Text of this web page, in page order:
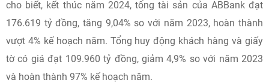
cho biết, kết thúc năm 2024, tổng tài sản của ABBank đạt
176.619 tỷ đồng, tăng 9,04% so với năm 2023, hoàn thành
vượt 4% kế hoạch năm. Tổng huy động khách hàng và giấy
tờ có giá đạt 109.960 tỷ đồng, giảm 4,9% so với năm 2023
và hoàn thành 97% kế hoạch năm.